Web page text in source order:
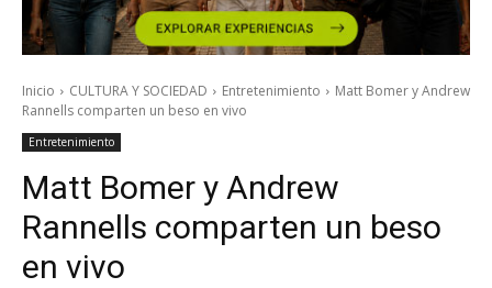
Inicio CULTURA Y SOCIEDAD Entretenimiento
Matt Bomer y Andrew
Rannells comparten un beso en vivo
Entretenimiento
Matt Bomer y Andrew
Rannells comparten un beso
en vivo